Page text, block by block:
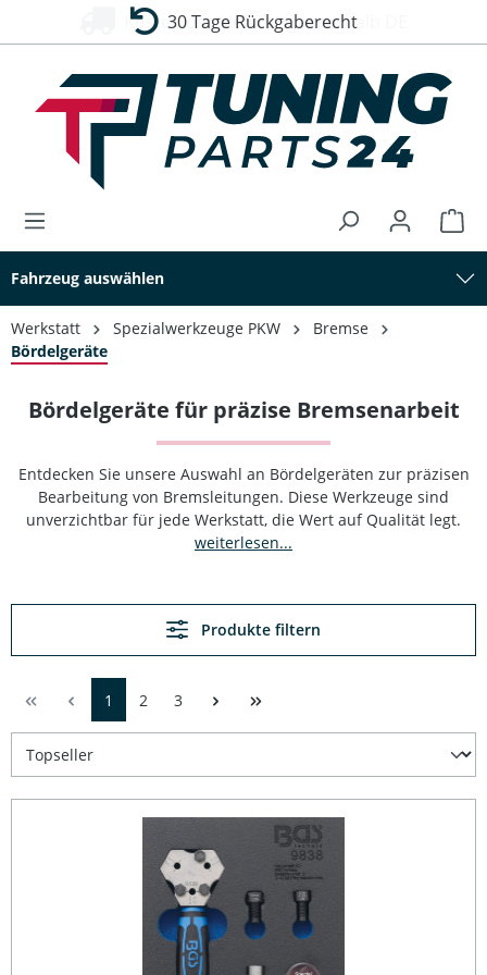
30 Tage Rückgaberecht
Fahrzeug auswählen
Werkstatt Spezialwerkzeuge PKW
Bremse
Bördelgeräte
Bördelgeräte für präzise Bremsenarbeit
Entdecken Sie unsere Auswahl an Bördelgeräten zur präzisen
Bearbeitung von Bremsleitungen. Diese Werkzeuge sind
unverzichtbar für jede Werkstatt, die Wert auf Qualität legt.
weiterlesen...
Produkte filtern
1 2 3